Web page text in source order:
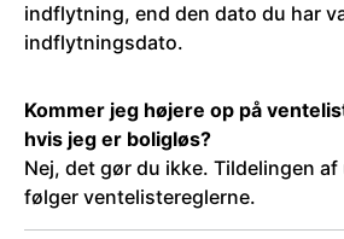
indflytning, end den dato du har
indflytningsdato.
Kommer jeg højere op på
hvis jeg er boligløs?
Nej, det gør du ikke. Tildelingen
følger ventelistereglerne.